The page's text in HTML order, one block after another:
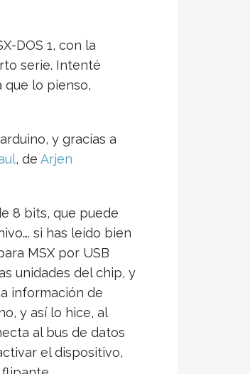
DOS 1, con la
serie. Intenté
que lo pienso,
y gracias a
, de Arjen
8 bits, que puede
si has leído bien
MSX por USB
unidades del chip, y
información de
y así lo hice, al
al bus de datos
el dispositivo,